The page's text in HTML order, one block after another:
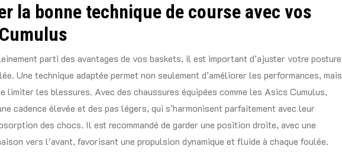
la bonne technique de course avec vos
parti des avantages de vos baskets, il est important d’ajuster votre posture
Une technique adaptée permet non seulement d’améliorer les performances, mais
limiter les blessures. Avec des chaussures équipées comme les Asics Cumulus,
cadence élevée et des pas légers, qui s’harmonisent parfaitement avec leur
des chocs. Il est recommandé de garder une position droite, avec une
vers l’avant, favorisant une propulsion dynamique et fluide à chaque foulée.